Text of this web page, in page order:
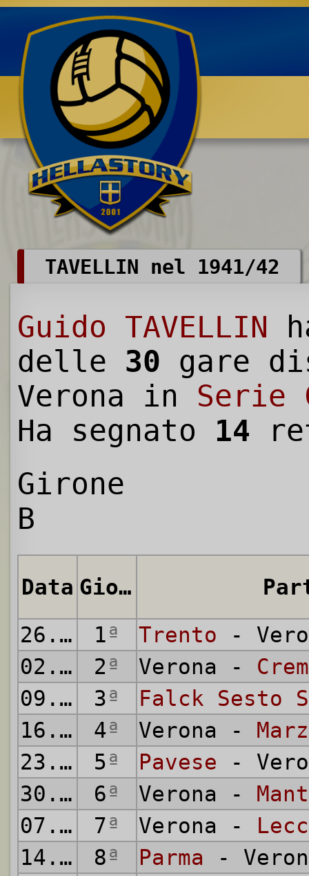
Benvenuti su HELLASTORY.net
TAVELLIN nel 1941/42
Guido TAVELLIN
delle 30 gare
Verona in Serie
Ha segnato 14
Girone
B
Data Giornata
26.10.1941
1ª Trento -
02.11.1941
2ª Verona -
09.11.1941
3ª
Falck Sesto
16.11.1941
4ª Verona -
23.11.1941
5ª Pavese -
30.11.1941
6ª Verona -
07.12.1941
7ª Verona -
14.12.1941
8ª Parma -